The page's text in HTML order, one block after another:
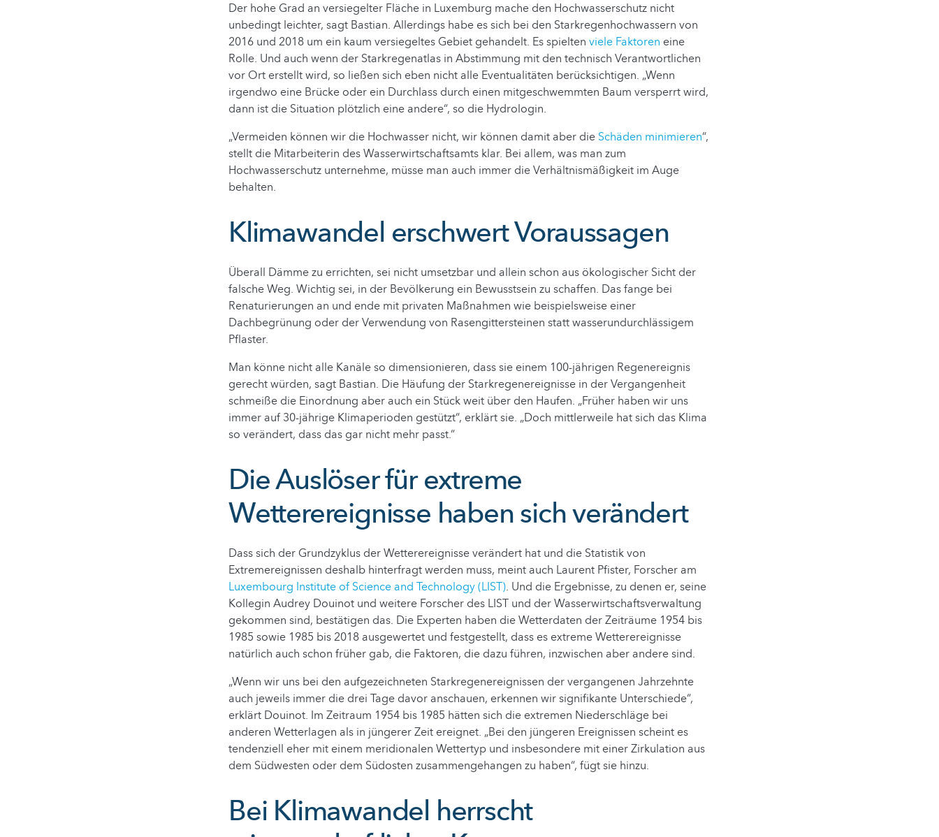
Der hohe Grad an versiegelter Fläche in Luxemburg mache den Hochwasserschutz nicht
unbedingt leichter, sagt Bastian. Allerdings habe es sich bei den Starkregenhochwassern von
2016 und 2018 um ein kaum versiegeltes Gebiet gehandelt. Es spielten viele Faktoren eine
Rolle. Und auch wenn der Starkregenatlas in Abstimmung mit den technisch Verantwortlichen
vor Ort erstellt wird, so ließen sich eben nicht alle Eventualitäten berücksichtigen. „Wenn
irgendwo eine Brücke oder ein Durchlass durch einen mitgeschwemmten Baum versperrt wird,
dann ist die Situation plötzlich eine andere“, so die Hydrologin.
„Vermeiden können wir die Hochwasser nicht, wir können damit aber die Schäden minimieren“,
stellt die Mitarbeiterin des Wasserwirtschaftsamts klar. Bei allem, was man zum
Hochwasserschutz unternehme, müsse man auch immer die Verhältnismäßigkeit im Auge
behalten.
Klimawandel erschwert Voraussagen
Überall Dämme zu errichten, sei nicht umsetzbar und allein schon aus ökologischer Sicht der
falsche Weg. Wichtig sei, in der Bevölkerung ein Bewusstsein zu schaffen. Das fange bei
Renaturierungen an und ende mit privaten Maßnahmen wie beispielsweise einer
Dachbegrünung oder der Verwendung von Rasengittersteinen statt wasserundurchlässigem
Pflaster.
Man könne nicht alle Kanäle so dimensionieren, dass sie einem 100-jährigen Regenereignis
gerecht würden, sagt Bastian. Die Häufung der Starkregenereignisse in der Vergangenheit
schmeiße die Einordnung aber auch ein Stück weit über den Haufen. „Früher haben wir uns
immer auf 30-jährige Klimaperioden gestützt“, erklärt sie. „Doch mittlerweile hat sich das Klima
so verändert, dass das gar nicht mehr passt.“
Die Auslöser für extreme
Wetterereignisse haben sich verändert
Dass sich der Grundzyklus der Wetterereignisse verändert hat und die Statistik von
Extremereignissen deshalb hinterfragt werden muss, meint auch Laurent Pfister, Forscher am
Luxembourg Institute of Science and Technology (LIST). Und die Ergebnisse, zu denen er, seine
Kollegin Audrey Douinot und weitere Forscher des LIST und der Wasserwirtschaftsverwaltung
gekommen sind, bestätigen das. Die Experten haben die Wetterdaten der Zeiträume 1954 bis
1985 sowie 1985 bis 2018 ausgewertet und festgestellt, dass es extreme Wetterereignisse
natürlich auch schon früher gab, die Faktoren, die dazu führen, inzwischen aber andere sind.
„Wenn wir uns bei den aufgezeichneten Starkregenereignissen der vergangenen Jahrzehnte
auch jeweils immer die drei Tage davor anschauen, erkennen wir signifikante Unterschiede“,
erklärt Douinot. Im Zeitraum 1954 bis 1985 hätten sich die extremen Niederschläge bei
anderen Wetterlagen als in jüngerer Zeit ereignet. „Bei den jüngeren Ereignissen scheint es
tendenziell eher mit einem meridionalen Wettertyp und insbesondere mit einer Zirkulation aus
dem Südwesten oder dem Südosten zusammengehangen zu haben“, fügt sie hinzu.
Bei Klimawandel herrscht